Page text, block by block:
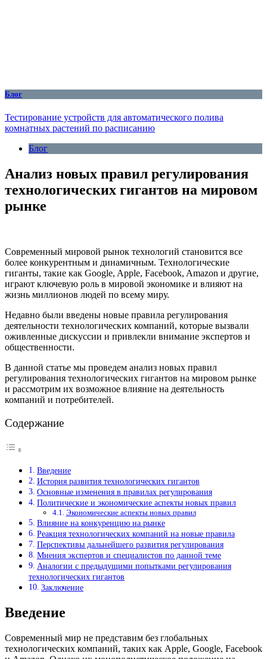
Блог
Тестирование устройств для автоматического полива
комнатных растений по расписанию
Блог
Анализ новых правил регулирования
технологических гигантов на мировом
рынке
Современный мировой рынок технологий становится все
более конкурентным и динамичным. Технологические
гиганты, такие как Google, Apple, Facebook, Amazon и другие,
играют ключевую роль в мировой экономике и влияют на
жизнь миллионов людей по всему миру.
Недавно были введены новые правила регулирования
деятельности технологических компаний, которые вызвали
оживленные дискуссии и привлекли внимание экспертов и
общественности.
В данной статье мы проведем анализ новых правил
регулирования технологических гигантов на мировом рынке
и рассмотрим их возможное влияние на деятельность
компаний и потребителей.
Содержание
Введение
История развития технологических гигантов
Основные изменения в правилах регулирования
Политические и экономические аспекты новых правил
Экономические аспекты новых правил
Влияние на конкуренцию на рынке
Реакция технологических компаний на новые правила
Перспективы дальнейшего развития регулирования
Мнения экспертов и специалистов по данной теме
Аналогии с предыдущими попытками регулирования
технологических гигантов
Заключение
Введение
Современный мир не представим без глобальных
технологических компаний, таких как Apple, Google, Facebook